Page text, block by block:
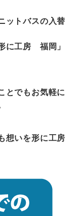
ットバスの入替
に工房 福岡」
とでもお気軽に
想いを形に工房